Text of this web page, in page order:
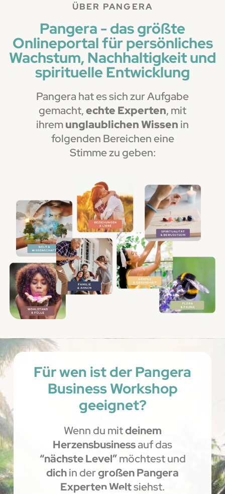
ÜBER PANGERA
Pangera - das größte
Onlineportal für persönliches
Wachstum, Nachhaltigkeit und
spirituelle Entwicklung
Pangera hat es sich zur Aufgabe
gemacht,echte Experten, mit
ihremunglaublichen Wissen in
folgenden Bereichen eine
Stimme zu geben:
Für wen ist der Pangera
Business Workshop
geeignet?
Wenn du mitdeinem
Herzensbusinessauf das
“nächste Level”möchtest und
dichin dergroßen Pangera
Experten Weltsiehst.